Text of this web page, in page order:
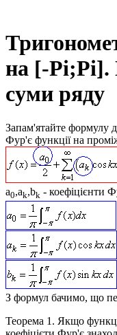
на [-Pi;Pi].
суми ряду
Запам'ятайте формулу
Фур'є функції на
a0,ak,bk - коефіцієнти
З формул бачимо, що
Теорема 1. Якщо